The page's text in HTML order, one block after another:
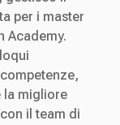
per i master
Academy.
la migliore
il team di